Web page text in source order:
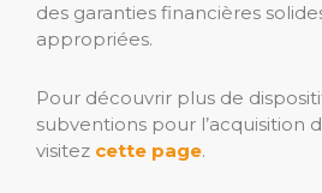
des garanties financières
appropriées.
Pour découvrir plus de
subventions pour l’acquisition
visitez cette page.